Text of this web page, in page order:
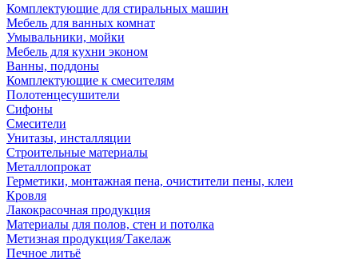
Комплектующие для стиральных машин
Мебель для ванных комнат
Умывальники, мойки
Мебель для кухни эконом
Ванны, поддоны
Комплектующие к смесителям
Полотенцесушители
Сифоны
Смесители
Унитазы, инсталляции
Строительные материалы
Металлопрокат
Герметики, монтажная пена, очистители пены, клеи
Кровля
Лакокрасочная продукция
Материалы для полов, стен и потолка
Метизная продукция/Такелаж
Печное литьё